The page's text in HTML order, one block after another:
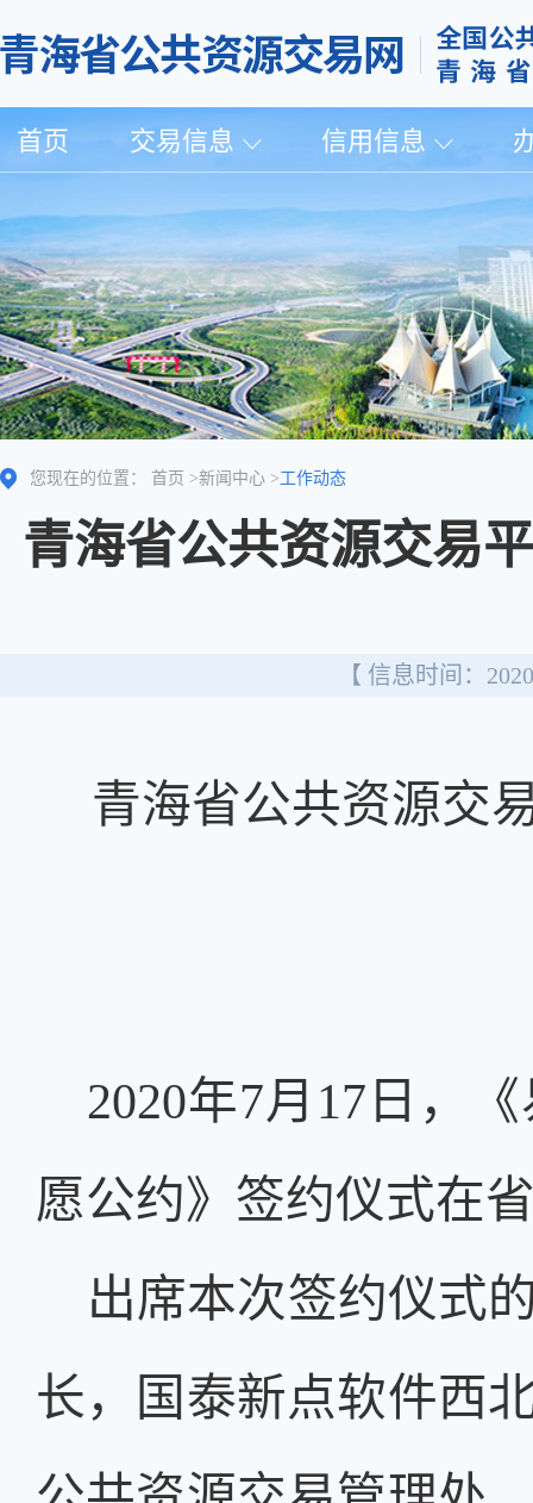
首页 交易信息 信用信息
您现在的位置： 首页 >新闻中心 >工作动态
青海省公共资源交易
【 信息时间：
青海省公共资源交
2020年7月17日，
愿公约》签约仪式在
出席本次签约仪式
长，国泰新点软件西